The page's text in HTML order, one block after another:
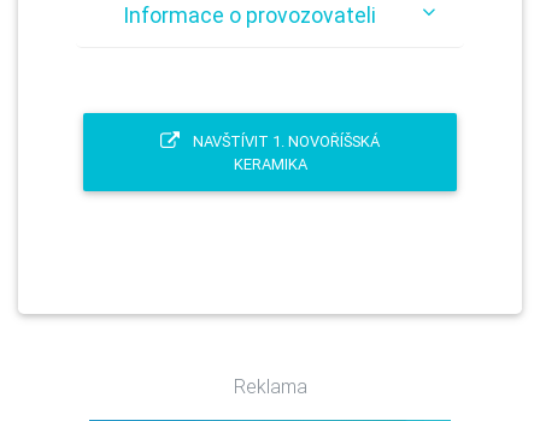
Informace o provozovateli
NAVŠTÍVIT 1. NOVOŘÍŠSKÁ
KERAMIKA
Reklama